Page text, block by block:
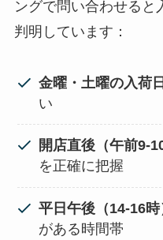
ングで問い合わせると
判明しています：
金曜・土曜の入荷日
い
開店直後（午前9-
を正確に把握
平日午後（14-16時
がある時間帯